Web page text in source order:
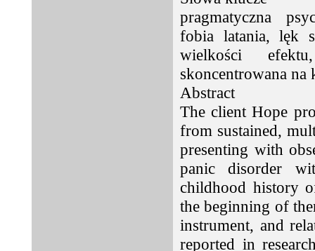
pragmatyczna
fobia latania, lęk
wielkości
skoncentrowana na
Abstract
The client Hope
from sustained,
presenting with
panic disorder
childhood history
the beginning of
instrument, and
reported in